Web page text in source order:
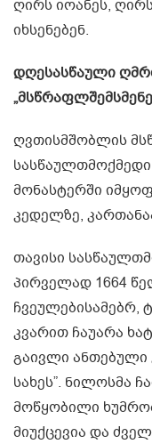
ღირს იოანეს,
იხსენებენ.
დღესასწაული
ღვთისმშობლის
მონასტერში
კედელზე,
თავისი
პირველად 1664
ჩვეულებისამებრ,
კვარით ჩაუარა
გაივლი ანთებული
სახეს”. ნილოსმა
მოწყობილი
მიუქცევია და